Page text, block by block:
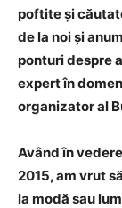
poftite și
de la noi și
ponturi despre
expert în
organizator al
Având în
2015, am vrut
la modă sau